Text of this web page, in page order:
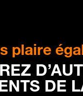
plaire
DE